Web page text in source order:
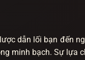
dẫn lối bạn đến
minh bạch. Sự